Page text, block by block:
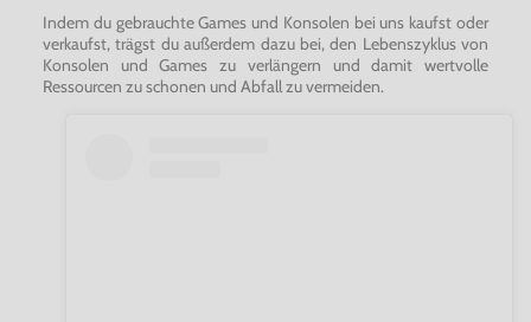
Indem du gebrauchte Games und Konsolen bei uns kaufst oder
verkaufst, trägst du außerdem dazu bei, den Lebenszyklus von
Konsolen und Games zu verlängern und damit wertvolle
Ressourcen zu schonen und Abfall zu vermeiden.